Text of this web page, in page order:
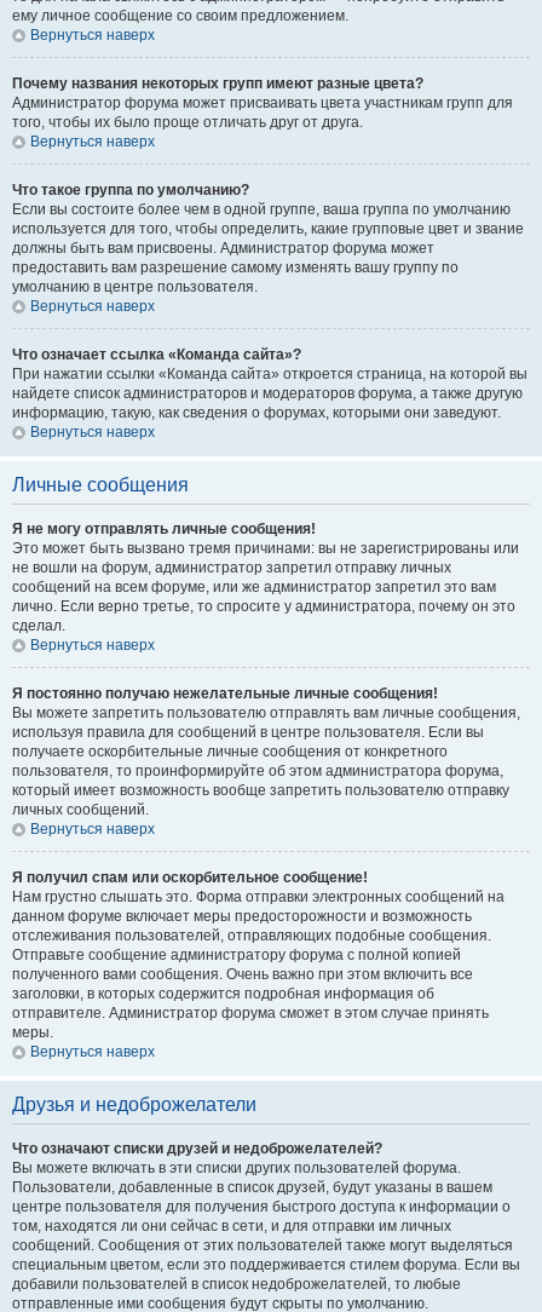
ему личное сообщение со своим предложением.
Вернуться наверх
Почему названия некоторых групп имеют разные цвета?
Администратор форума может присваивать цвета участникам групп для
того, чтобы их было проще отличать друг от друга.
Вернуться наверх
Что такое группа по умолчанию?
Если вы состоите более чем в одной группе, ваша группа по умолчанию
используется для того, чтобы определить, какие групповые цвет и звание
должны быть вам присвоены. Администратор форума может
предоставить вам разрешение самому изменять вашу группу по
умолчанию в центре пользователя.
Вернуться наверх
Что означает ссылка «Команда сайта»?
При нажатии ссылки «Команда сайта» откроется страница, на которой вы
найдете список администраторов и модераторов форума, а также другую
информацию, такую, как сведения о форумах, которыми они заведуют.
Вернуться наверх
Личные сообщения
Я не могу отправлять личные сообщения!
Это может быть вызвано тремя причинами: вы не зарегистрированы или
не вошли на форум, администратор запретил отправку личных
сообщений на всем форуме, или же администратор запретил это вам
лично. Если верно третье, то спросите у администратора, почему он это
сделал.
Вернуться наверх
Я постоянно получаю нежелательные личные сообщения!
Вы можете запретить пользователю отправлять вам личные сообщения,
используя правила для сообщений в центре пользователя. Если вы
получаете оскорбительные личные сообщения от конкретного
пользователя, то проинформируйте об этом администратора форума,
который имеет возможность вообще запретить пользователю отправку
личных сообщений.
Вернуться наверх
Я получил спам или оскорбительное сообщение!
Нам грустно слышать это. Форма отправки электронных сообщений на
данном форуме включает меры предосторожности и возможность
отслеживания пользователей, отправляющих подобные сообщения.
Отправьте сообщение администратору форума с полной копией
полученного вами сообщения. Очень важно при этом включить все
заголовки, в которых содержится подробная информация об
отправителе. Администратор форума сможет в этом случае принять
меры.
Вернуться наверх
Друзья и недоброжелатели
Что означают списки друзей и недоброжелателей?
Вы можете включать в эти списки других пользователей форума.
Пользователи, добавленные в список друзей, будут указаны в вашем
центре пользователя для получения быстрого доступа к информации о
том, находятся ли они сейчас в сети, и для отправки им личных
сообщений. Сообщения от этих пользователей также могут выделяться
специальным цветом, если это поддерживается стилем форума. Если вы
добавили пользователей в список недоброжелателей, то любые
отправленные ими сообщения будут скрыты по умолчанию.